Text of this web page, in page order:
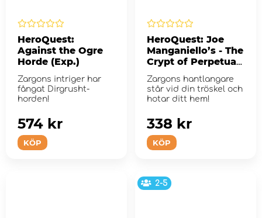
HeroQuest:
Against the Ogre
Horde (Exp.)
Zargons intriger har
fångat Dirgrusht-
horden!
KÖP
574 kr
HeroQuest: Joe
Manganiello’s - The
Crypt of Perpetual
Zargons hantlangare
står vid din tröskel och
hotar ditt hem!
KÖP
338 kr
2-5